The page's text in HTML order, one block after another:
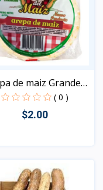
de maiz Grande
( 0 )
$2.00